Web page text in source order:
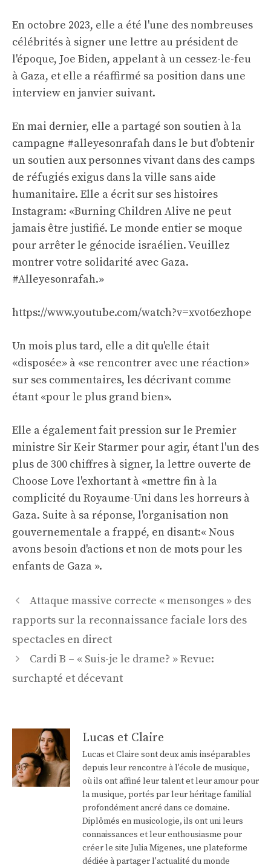
En octobre 2023, elle a été l'une des nombreuses
célébrités à signer une lettre au président de
l'époque, Joe Biden, appelant à un cessez-le-feu
à Gaza, et elle a réaffirmé sa position dans une
interview en janvier suivant.
En mai dernier, elle a partagé son soutien à la
campagne #alleyesonrafah dans le but d'obtenir
un soutien aux personnes vivant dans des camps
de réfugiés exigus dans la ville sans aide
humanitaire. Elle a écrit sur ses histoires
Instagram: «Burning Children Alive ne peut
jamais être justifié. Le monde entier se moque
pour arrêter le génocide israélien. Veuillez
montrer votre solidarité avec Gaza.
#Alleyesonrafah.»
https://www.youtube.com/watch?v=xvot6ezhope
Un mois plus tard, elle a dit qu'elle était
«disposée» à «se rencontrer avec une réaction»
sur ses commentaires, les décrivant comme
étant «pour le plus grand bien».
Elle a également fait pression sur le Premier
ministre Sir Keir Starmer pour agir, étant l'un des
plus de 300 chiffres à signer, la lettre ouverte de
Choose Love l'exhortant à «mettre fin à la
complicité du Royaume-Uni dans les horreurs à
Gaza. Suite à sa réponse, l'organisation non
gouvernementale a frappé, en disant:« Nous
avons besoin d'actions et non de mots pour les
enfants de Gaza ».
Navigation
des
Attaque massive correcte « mensonges » des
rapports sur la reconnaissance faciale lors des
spectacles en direct
Cardi B – « Suis-je le drame? » Revue:
surchapté et décevant
Lucas et Claire
Lucas et Claire sont deux amis inséparables
depuis leur rencontre à l'école de musique,
où ils ont affiné leur talent et leur amour pour
la musique, portés par leur héritage familial
profondément ancré dans ce domaine.
Diplômés en musicologie, ils ont uni leurs
connaissances et leur enthousiasme pour
créer le site Julia Migenes, une plateforme
dédiée à partager l'actualité du monde